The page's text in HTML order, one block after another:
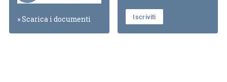
» Scarica i documenti Iscriviti